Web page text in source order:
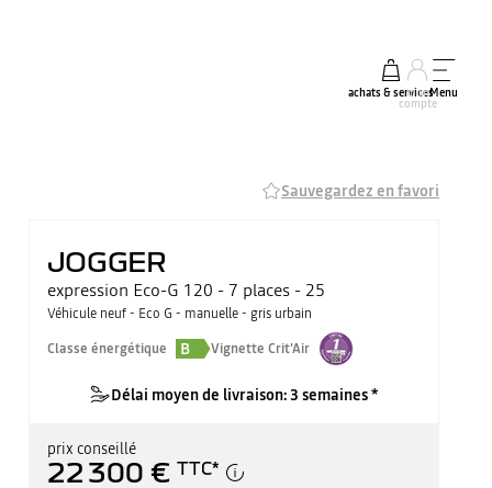
achats & services
mon
compte
Menu
Sauvegardez en favori
JOGGER
expression Eco-G 120 - 7 places - 25
Véhicule neuf - Eco G - manuelle - gris urbain
Classe énergétique
B Vignette Crit'Air
Délai moyen de livraison: 3 semaines *
prix conseillé
22 300 € TTC*